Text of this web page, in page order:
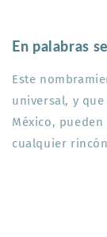
En palabras
Este
universal, y
México,
cualquier